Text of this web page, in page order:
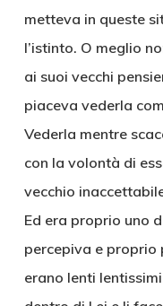
metteva in queste
l’istinto. O meglio
ai suoi vecchi
piaceva vederla
Vederla mentre
con la volontà di
vecchio
Ed era proprio uno
percepiva e proprio
erano lenti